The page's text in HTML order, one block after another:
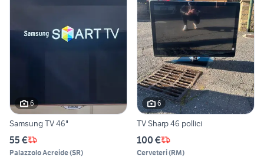
6
Samsung TV 46"
55 €
Palazzolo Acreide(SR)
6
TV Sharp 46 pollici
100 €
Cerveteri(RM)